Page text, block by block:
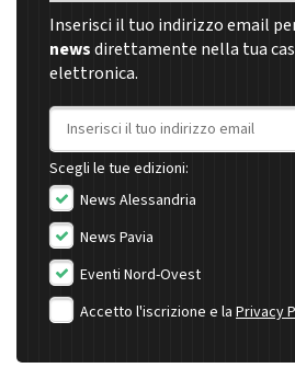
Inserisci il tuo indirizzo email
newsdirettamente nella tua
elettronica.
Indirizzo email
Scegli le tue edizioni:
News Alessandria
News Pavia
Eventi Nord-Ovest
Accetto l'iscrizione e la Privacy